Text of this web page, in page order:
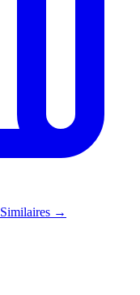
Similaires →